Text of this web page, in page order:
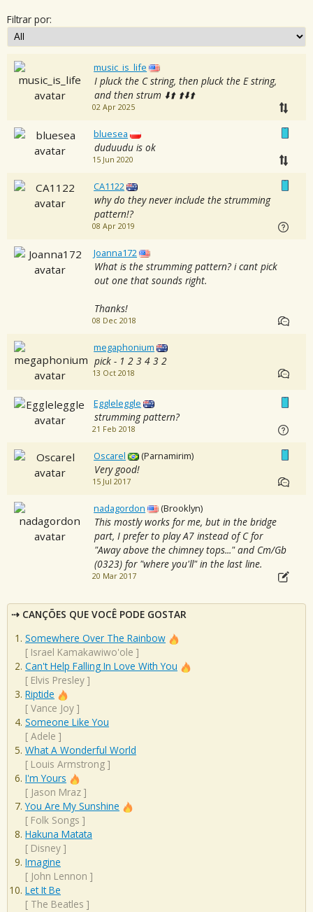
Filtrar por:
music_is_life
I pluck the C string, then pluck the E string,
and then strum ⬇️⬆️ ⬆️⬇️⬆️
02 Apr 2025
bluesea
duduudu is ok
15 Jun 2020
CA1122
why do they never include the strumming
pattern!?
08 Apr 2019
Joanna172
What is the strumming pattern? i cant pick
out one that sounds right.
Thanks!
08 Dec 2018
megaphonium
pick - 1 2 3 4 3 2
13 Oct 2018
Eggleleggle
strumming pattern?
21 Feb 2018
Oscarel (Parnamirim)
Very good!
15 Jul 2017
nadagordon (Brooklyn)
This mostly works for me, but in the bridge
part, I prefer to play A7 instead of C for
"Away above the chimney tops..." and Cm/Gb
(0323) for "where you'll" in the last line.
20 Mar 2017
CANÇÕES QUE VOCÊ PODE GOSTAR
Somewhere Over The Rainbow
[ Israel Kamakawiwo'ole ]
Can't Help Falling In Love With You
[ Elvis Presley ]
Riptide
[ Vance Joy ]
Someone Like You
[ Adele ]
What A Wonderful World
[ Louis Armstrong ]
I'm Yours
[ Jason Mraz ]
You Are My Sunshine
[ Folk Songs ]
Hakuna Matata
[ Disney ]
Imagine
[ John Lennon ]
Let It Be
[ The Beatles ]